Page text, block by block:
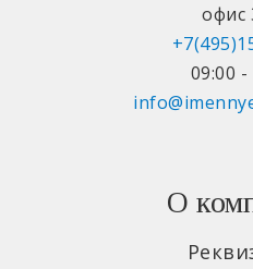
офис
09:00 -
О